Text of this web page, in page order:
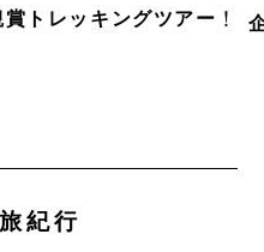
トレッキングツアー！
紀行